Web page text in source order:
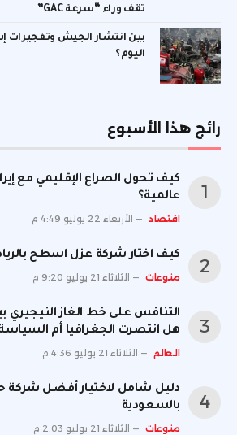
تقف وراء “سرعة GAC”
بين انتشار الجيش وتفجيرات
اليوم؟
رائج هذا الأسبوع
كيف تحول الصراع الإقليمي مع
عالمية؟
اقتصاد الأربعاء 22 يوليو 4:49 م
كيف اختار شركة عزل اسطح
منوعات الثلاثاء 21 يوليو 9:20 م
التنافس على خط الغاز النيجيري
هل انتصرت الجغرافيا أم
العالم الثلاثاء 21 يوليو 4:36 م
دليل شامل لاختيار أفضل شركة
بالسعودية
منوعات الثلاثاء 21 يوليو 2:03 م